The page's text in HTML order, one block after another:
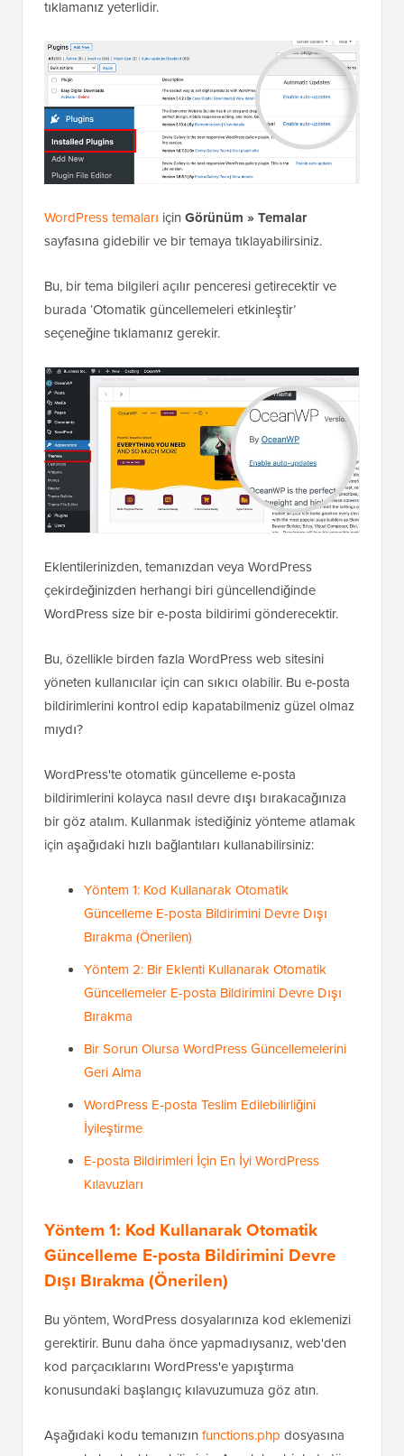
tıklamanız yeterlidir.
WordPress temaları için Görünüm » Temalar
sayfasına gidebilir ve bir temaya tıklayabilirsiniz.
Bu, bir tema bilgileri açılır penceresi getirecektir ve
burada ‘Otomatik güncellemeleri etkinleştir’
seçeneğine tıklamanız gerekir.
Eklentilerinizden, temanızdan veya WordPress
çekirdeğinizden herhangi biri güncellendiğinde
WordPress size bir e-posta bildirimi gönderecektir.
Bu, özellikle birden fazla WordPress web sitesini
yöneten kullanıcılar için can sıkıcı olabilir. Bu e-posta
bildirimlerini kontrol edip kapatabilmeniz güzel olmaz
mıydı?
WordPress'te otomatik güncelleme e-posta
bildirimlerini kolayca nasıl devre dışı bırakacağınıza
bir göz atalım. Kullanmak istediğiniz yönteme atlamak
için aşağıdaki hızlı bağlantıları kullanabilirsiniz:
Yöntem 1: Kod Kullanarak Otomatik
Güncelleme E-posta Bildirimini Devre Dışı
Bırakma (Önerilen)
Yöntem 2: Bir Eklenti Kullanarak Otomatik
Güncellemeler E-posta Bildirimini Devre Dışı
Bırakma
Bir Sorun Olursa WordPress Güncellemelerini
Geri Alma
WordPress E-posta Teslim Edilebilirliğini
İyileştirme
E-posta Bildirimleri İçin En İyi WordPress
Kılavuzları
Yöntem 1: Kod Kullanarak Otomatik
Güncelleme E-posta Bildirimini Devre
Dışı Bırakma (Önerilen)
Bu yöntem, WordPress dosyalarınıza kod eklemenizi
gerektirir. Bunu daha önce yapmadıysanız, web'den
kod parçacıklarını WordPress'e yapıştırma
konusundaki başlangıç kılavuzumuza göz atın.
Aşağıdaki kodu temanızın functions.php dosyasına